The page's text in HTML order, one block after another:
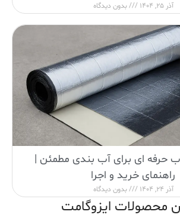
آذر 25, 1404 بدون دیدگاه
ای برای آب بندی مطمئن |
راهنمای خرید و اجرا
آذر 24, 1404 بدون دیدگاه
محصولات ایزوگامت